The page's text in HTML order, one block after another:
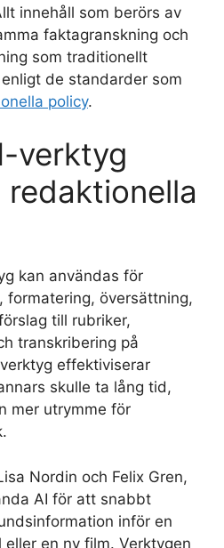
innehåll som berörs av
faktagranskning och
som traditionellt
de standarder som
policy.
verktyg
kan användas för
formatering, översättning,
till rubriker,
transkribering på
effektiviserar
skulle ta lång tid,
mer utrymme för
Nordin och Felix Gren,
AI för att snabbt
inför en
en ny film. Verktygen